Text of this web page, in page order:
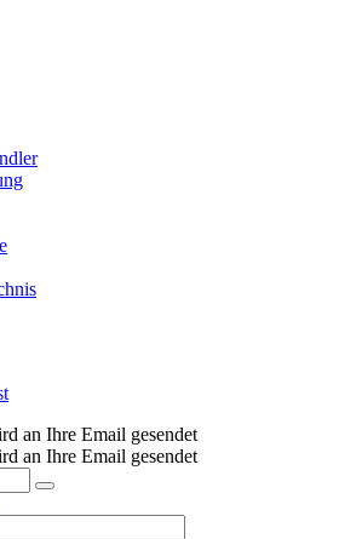
an Ihre Email gesendet
an Ihre Email gesendet